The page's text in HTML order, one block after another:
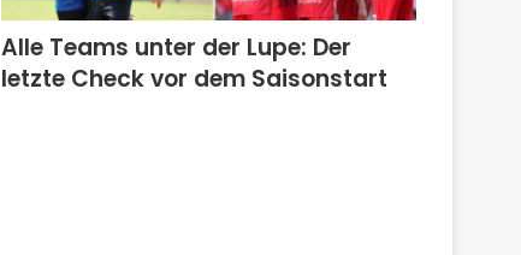
Alle Teams unter der Lupe: Der
letzte Check vor dem Saisonstart